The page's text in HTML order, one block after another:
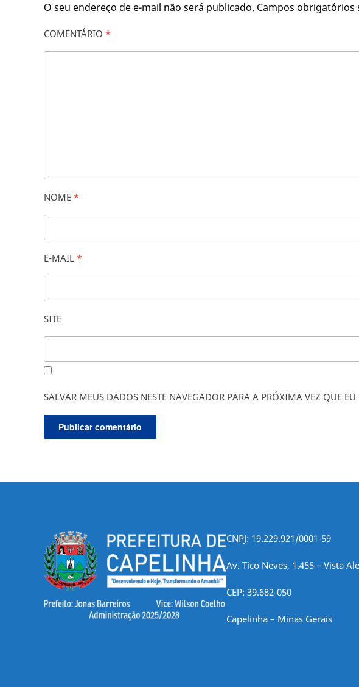
O seu endereço de e-mail não será publicado. Campos obrigatórios
COMENTÁRIO *
NOME *
E-MAIL *
SITE
SALVAR MEUS DADOS NESTE NAVEGADOR PARA A PRÓXIMA VEZ QUE EU
CNPJ: 19.229.921/0001-59
Av. Tico Neves, 1.455 – Vista
CEP: 39.682-050
Capelinha – Minas Gerais